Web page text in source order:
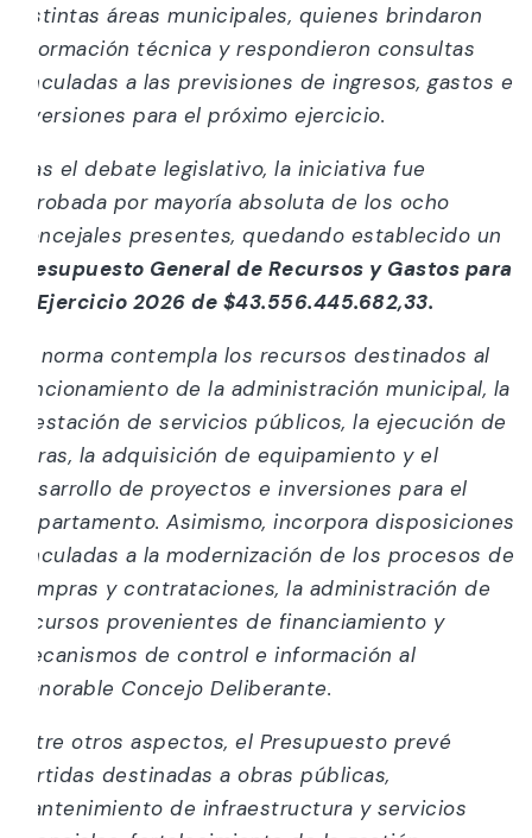
distintas áreas municipales, quienes brindaron
información técnica y respondieron consultas
vinculadas a las previsiones de ingresos, gastos e
inversiones para el próximo ejercicio.
Tras el debate legislativo, la iniciativa fue
aprobada por mayoría absoluta de los ocho
Concejales presentes, quedando establecido un
Presupuesto General de Recursos y Gastos para
el Ejercicio 2026 de $43.556.445.682,33.
La norma contempla los recursos destinados al
funcionamiento de la administración municipal, la
prestación de servicios públicos, la ejecución de
obras, la adquisición de equipamiento y el
desarrollo de proyectos e inversiones para el
departamento. Asimismo, incorpora disposiciones
vinculadas a la modernización de los procesos de
compras y contrataciones, la administración de
recursos provenientes de financiamiento y
mecanismos de control e información al
Honorable Concejo Deliberante.
Entre otros aspectos, el Presupuesto prevé
partidas destinadas a obras públicas,
mantenimiento de infraestructura y servicios